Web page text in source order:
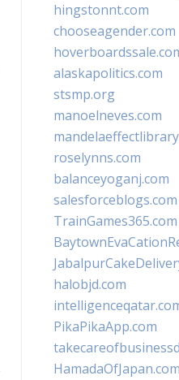
hingstonnt.com
chooseagender.com
alaskapolitics.com
stsmp.org
manoelneves.com
roselynns.com
balanceyoganj.com
salesforceblogs.com
TrainGames365.com
halobjd.com
PikaPikaApp.com
HamadaOfJapan.com